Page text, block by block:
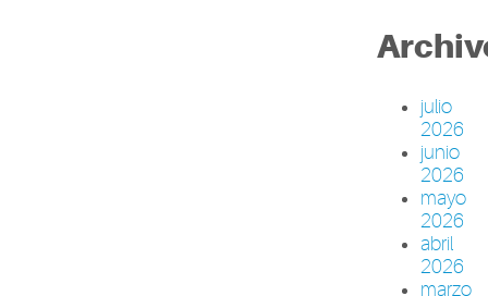
julio
2026
junio
2026
mayo
2026
abril
2026
marzo